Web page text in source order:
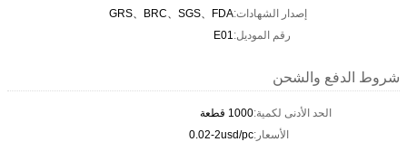
إصدار الشهادات:GRS、BRC、SGS、FDA
رقم الموديل:E01
شروط الدفع والشحن
الحد الأدنى لكمية:1000 قطعة
الأسعار:0.02-2usd/pc